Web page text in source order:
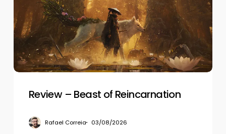
Reincarnation
Review – Beast of Reincarnation
Rafael Correia 03/08/2026